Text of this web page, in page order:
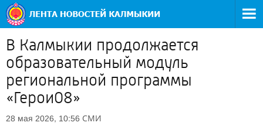
В Калмыкии продолжается
образовательный модуль
региональной программы
«Герои08»
28 мая 2026, 10:56 СМИ